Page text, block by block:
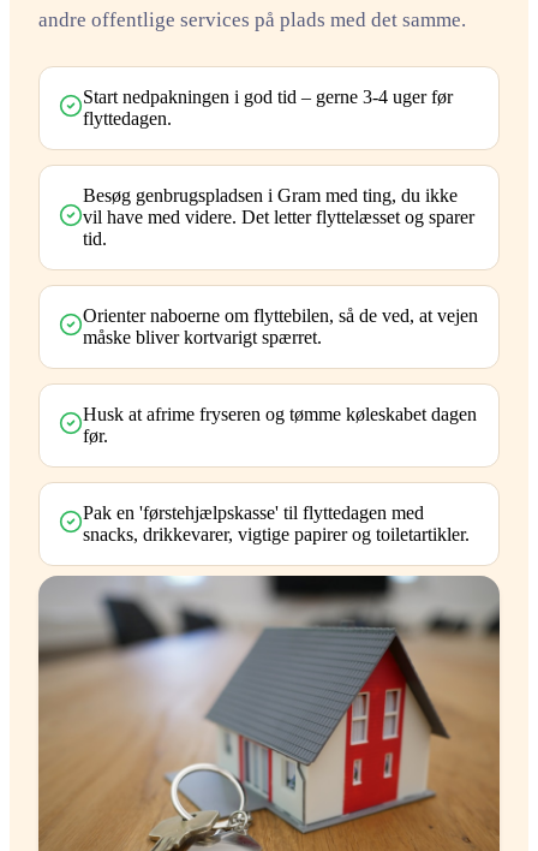
andre offentlige services på plads med det samme.
Start nedpakningen i god tid – gerne 3-4 uger før
flyttedagen.
Besøg genbrugspladsen i Gram med ting, du ikke
vil have med videre. Det letter flyttelæsset og sparer
tid.
Orienter naboerne om flyttebilen, så de ved, at vejen
måske bliver kortvarigt spærret.
Husk at afrime fryseren og tømme køleskabet dagen
før.
Pak en 'førstehjælpskasse' til flyttedagen med
snacks, drikkevarer, vigtige papirer og toiletartikler.